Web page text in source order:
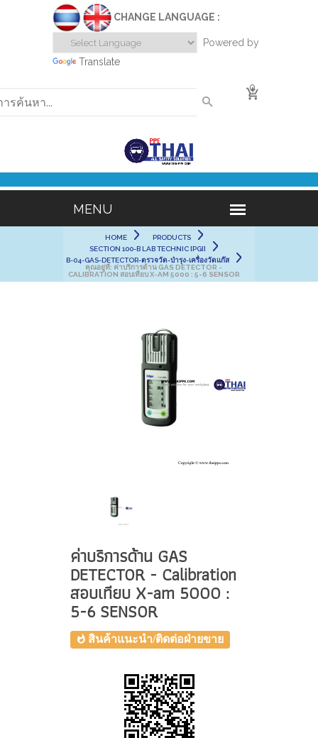
CHANGE LANGUAGE :
Powered by
Translate
0
HOME
PRODUCTS
SECTION 100-B LAB TECHNIC [PGI]
B-04-GAS-DETECTOR-ตรวจวัด-บำรุง-เครื่องวัดแก๊ส
คุณอยู่ที่: ค่าบริการด้าน GAS DETECTOR -
CALIBRATION สอบเทียบ X-AM 5000 : 5-6 SENSOR
ค่าบริการด้าน GAS
DETECTOR - Calibration
สอบเทียบ X-am 5000 :
5-6 SENSOR
สินค้าแนะนำ/ติดต่อฝ่ายขาย